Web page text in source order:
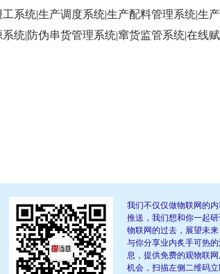
系统|生产调度系统|生产配料管理系统|生
统|防伪串货管理系统|窜货监管系统|在线
我们不仅仅做物联网的
推送，我们想和你一起
物联网的过去，展望未来
与你分享业内炙手可热
息，提供免费的观物联网
机会，扫描左侧二维码立